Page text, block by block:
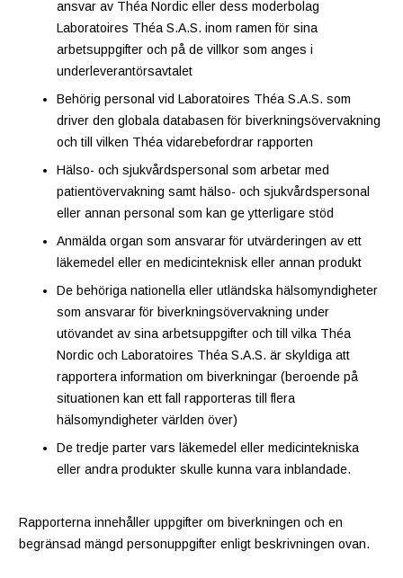
ansvar av Théa Nordic eller dess moderbolag
Laboratoires Théa S.A.S. inom ramen för sina
arbetsuppgifter och på de villkor som anges i
underleverantörsavtalet
Behörig personal vid Laboratoires Théa S.A.S. som
driver den globala databasen för biverkningsövervakning
och till vilken Théa vidarebefordrar rapporten
Hälso- och sjukvårdspersonal som arbetar med
patientövervakning samt hälso- och sjukvårdspersonal
eller annan personal som kan ge ytterligare stöd
Anmälda organ som ansvarar för utvärderingen av ett
läkemedel eller en medicinteknisk eller annan produkt
De behöriga nationella eller utländska hälsomyndigheter
som ansvarar för biverkningsövervakning under
utövandet av sina arbetsuppgifter och till vilka Théa
Nordic och Laboratoires Théa S.A.S. är skyldiga att
rapportera information om biverkningar (beroende på
situationen kan ett fall rapporteras till flera
hälsomyndigheter världen över)
De tredje parter vars läkemedel eller medicintekniska
eller andra produkter skulle kunna vara inblandade.
Rapporterna innehåller uppgifter om biverkningen och en
begränsad mängd personuppgifter enligt beskrivningen ovan.